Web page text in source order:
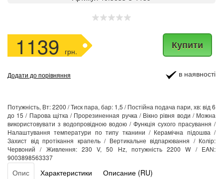
1139 грн.
Додати до порівняння
Купити
в наявності
Потужність, Вт: 2200 / Тиск пара, бар: 1,5 / Постійна подача пари, хв: від 6
до 15 / Парова щітка / Прорезиненная ручка / Вікно рівня води / Можна
використовувати з водопровідною водою / Функція сухого прасування /
Налаштування температури по типу тканини / Керамічна підошва /
Захист від протікання крапель / Вертикальне відпарювання / Колір:
Червоний / Живлення: 230 V, 50 Hz, потужність 2200 W / EAN:
9003898563337
Опис Характеристики
Описание (RU)